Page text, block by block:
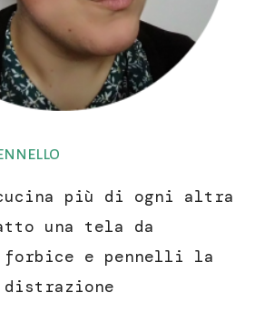
più di ogni altra
una tela da
forbice e pennelli la